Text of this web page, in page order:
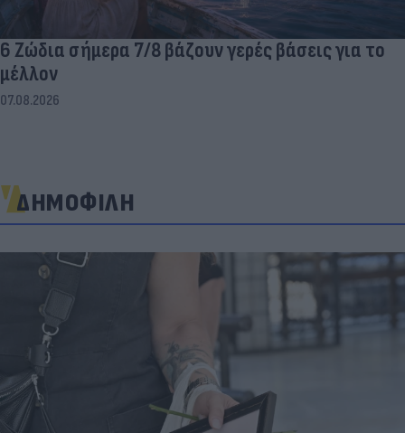
6 Ζώδια σήμερα 7/8 βάζουν γερές βάσεις για το
μέλλον
07.08.2026
ΔΗΜΟΦΙΛΗ